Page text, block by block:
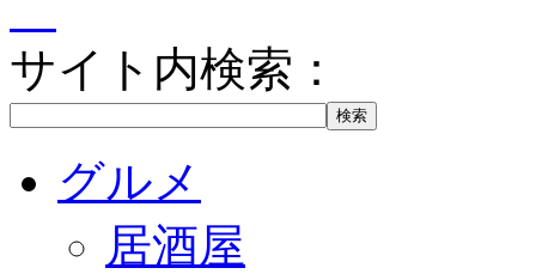
サイト内検索：
グルメ
居酒屋